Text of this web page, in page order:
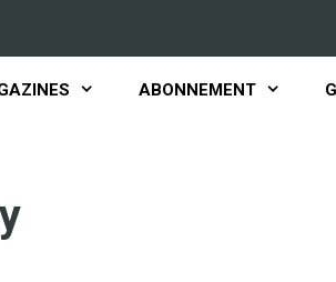
ABONNEMENT